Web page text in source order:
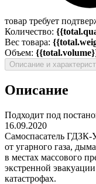
товар требует
Количество:
Вес товара:
Объем:
Описание и
Описание
Подходит под
16.09.2020
Самоспасатель
от угарного газа,
в местах массового
экстренной
катастрофах.